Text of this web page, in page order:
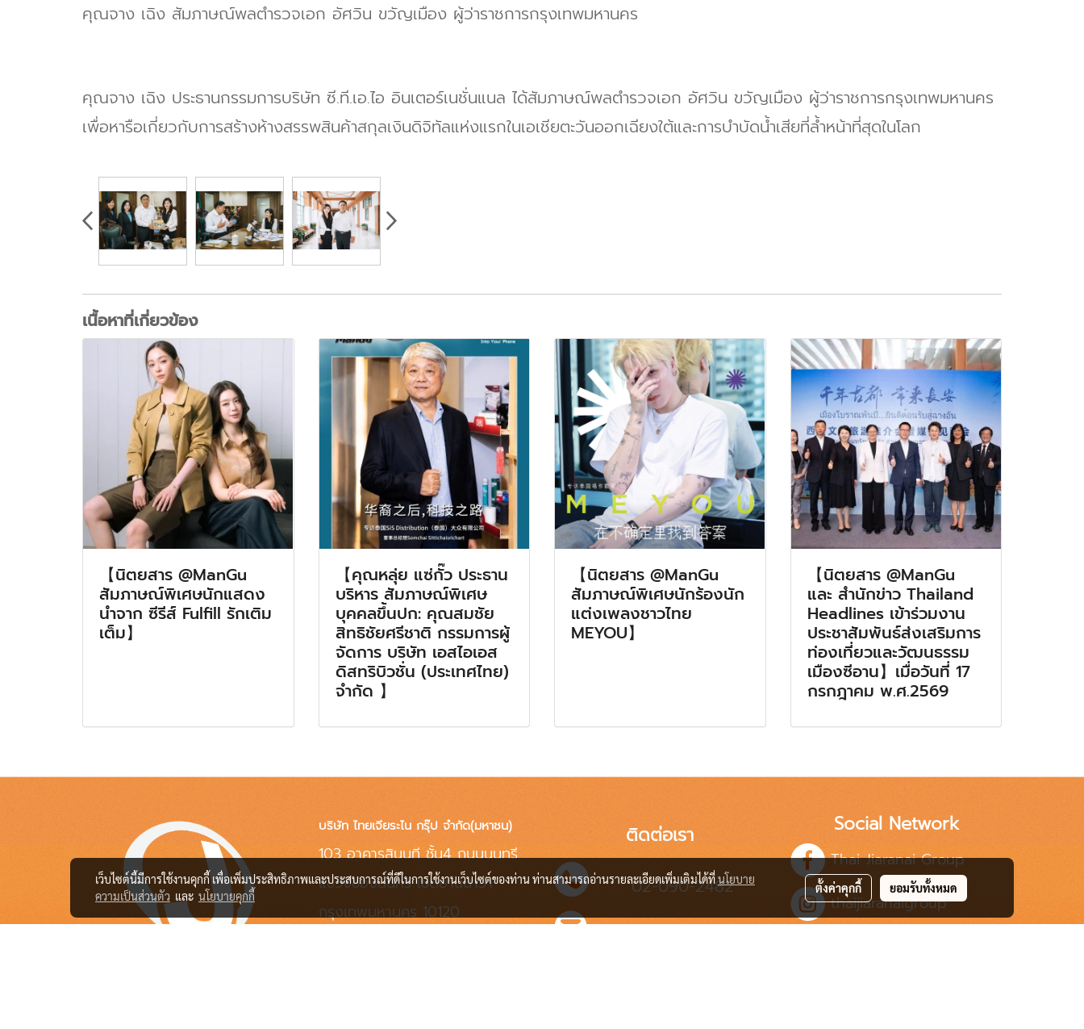
คุณจาง เฉิง สัมภาษณ์พลตำรวจเอก อัศวิน ขวัญเมือง ผู้ว่าราชการกรุงเทพมหานคร
คุณจาง เฉิง ประธานกรรมการบริษัท ซี.ที.เอ.ไอ อินเตอร์เนชั่นแนล ได้สัมภาษณ์พลตำรวจเอก อัศวิน ขวัญเมือง ผู้ว่าราชการกรุงเทพมหานคร
เพื่อหารือเกี่ยวกับการสร้างห้างสรรพสินค้าสกุลเงินดิจิทัลแห่งแรกในเอเชียตะวันออกเฉียงใต้และการบำบัดน้ำเสียที่ล้ำหน้าที่สุดในโลก
เนื้อหาที่เกี่ยวข้อง
【นิตยสาร @ManGu
สัมภาษณ์พิเศษนักแสดง
นำจาก ซีรีส์ Fulfill รักเติม
เต็ม】
【คุณหลุ่ย แซ่กั๊ว ประธาน
บริหาร สัมภาษณ์พิเศษ
บุคคลขึ้นปก: คุณสมชัย
สิทธิชัยศรีชาติ กรรมการผู้
จัดการ บริษัท เอสไอเอส
ดิสทริบิวชั่น (ประเทศไทย)
จำกัด 】
【นิตยสาร @ManGu
สัมภาษณ์พิเศษนักร้องนัก
แต่งเพลงชาวไทย
MEYOU】
【นิตยสาร @ManGu
และ สำนักข่าว Thailand
Headlines เข้าร่วมงาน
ประชาสัมพันธ์ส่งเสริมการ
ท่องเที่ยวและวัฒนธรรม
เมืองซีอาน】เมื่อวันที่ 17
กรกฎาคม พ.ศ.2569
บริษัท ไทยเจียระไน กรุ๊ป จำกัด(มหาชน)
103 อาคารสินนที ชั้น4 ถนนนนทรี
แขวงช่องนนทรี เขตยานนาวา
กรุงเทพมหานคร 10120
ติดต่อเรา
02-090-2482
Social Network
Thai Jiaranai Group
thaijiaranaigroup
เว็บไซต์นี้มีการใช้งานคุกกี้ เพื่อเพิ่มประสิทธิภาพและประสบการณ์ที่ดีในการใช้งานเว็บไซต์ของท่าน ท่านสามารถอ่านรายละเอียดเพิ่มเติมได้ที่นโยบาย
ความเป็นส่วนตัว และ นโยบายคุกกี้
ตั้งค่าคุกกี้ ยอมรับทั้งหมด